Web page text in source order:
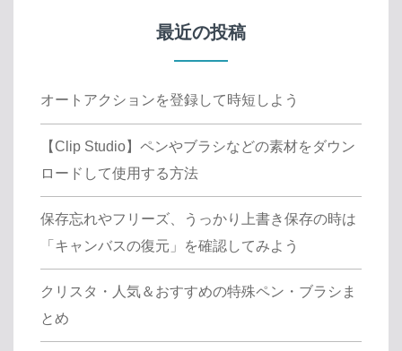
最近の投稿
オートアクションを登録して時短しよう
【Clip Studio】ペンやブラシなどの素材をダウン
ロードして使用する方法
保存忘れやフリーズ、うっかり上書き保存の時は
「キャンバスの復元」を確認してみよう
クリスタ・人気＆おすすめの特殊ペン・ブラシま
とめ